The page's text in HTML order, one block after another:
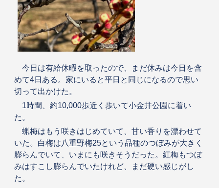
今日は有給休暇を取ったので、まだ休みは今日を含
めて4日ある。家にいると平日と同じになるので思い
切って出かけた。
1時間、約10,000歩近く歩いて小金井公園に着い
た。
蝋梅はもう咲きはじめていて、甘い香りを漂わせて
いた。白梅は八重野梅25という品種のつぼみが大きく
膨らんでいて、いまにも咲きそうだった。紅梅もつぼ
みはすこし膨らんでいたけれど、まだ硬い感じがし
た。